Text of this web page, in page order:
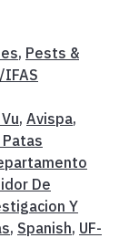
, Pests &
IFAS
, Avispa,
De
Y
, Spanish, UF-